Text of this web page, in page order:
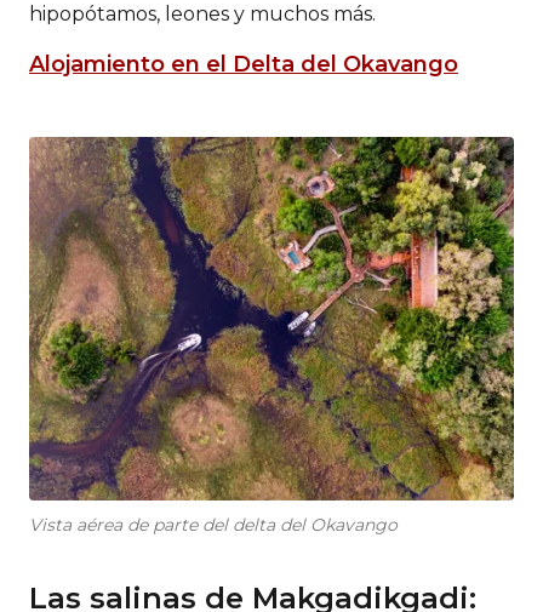
hipopótamos, leones y muchos más.
Alojamiento en el Delta del Okavango
Vista aérea de parte del delta del Okavango
Las salinas de Makgadikgadi: